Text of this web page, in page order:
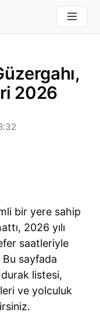
2026
bir yere sahip
2026 yılı
saatleriyle
sayfada
listesi,
ve yolculuk